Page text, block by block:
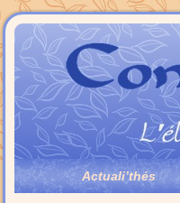
Actuali’thés